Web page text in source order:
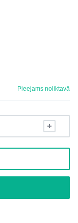
Pieejams noliktavā